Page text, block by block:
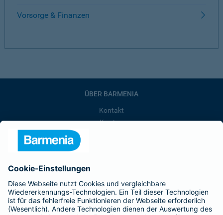
Vorsorge & Finanzen
ÜBER BARMENIA
Kontakt
Karriere
Affiliate-Partner werden
Barmenia ist Teil der BarmeniaGothaer
BELIEBTE SEITEN